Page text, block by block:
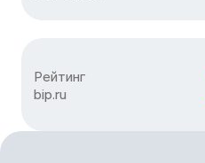
Рейтинг
bip.ru